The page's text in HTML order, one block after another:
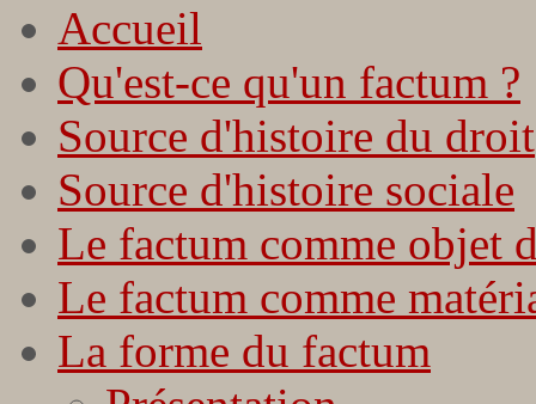
Accueil
Qu'est-ce qu'un factum ?
Source d'histoire du droit
Source d'histoire sociale
Le factum comme objet
Le factum comme
La forme du factum